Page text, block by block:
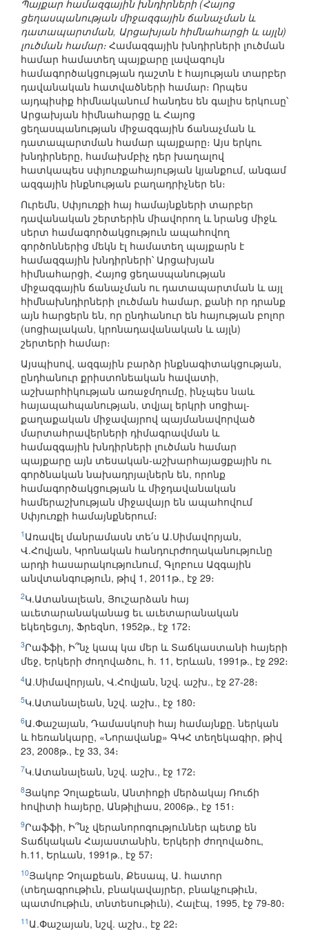
Պայքար համազգային խնդիրների (Հայոց
ցեղասպանության միջազգային ճանաչման և
դատապարտման, Արցախյան հիմնահարցի և այլն)
լուծման համար։ Համազգային խնդիրների լուծման
համար համատեղ պայքարը լավագույն
համագործակցության դաշտն է հայության տարբեր
դավանական հատվածների համար։ Որպես
այդպիսիք հիմնականում հանդես են գալիս երկուսը՝
Արցախյան հիմնահարցը և Հայոց
ցեղասպանության միջազգային ճանաչման և
դատապարտման համար պայքարը։ Այս երկու
խնդիրները, համախմբիչ դեր խաղալով
հատկապես սփյուռքահայության կյանքում, անգամ
ազգային ինքնության բաղադրիչներ են։
Ուրեմն, Սփյուռքի հայ համայնքների տարբեր
դավանական շերտերին միավորող և նրանց միջև
սերտ համագործակցություն ապահովող
գործոններից մեկն էլ համատեղ պայքարն է
համազգային խնդիրների՝ Արցախյան
հիմնահարցի, Հայոց ցեղասպանության
միջազգային ճանաչման ու դատապարտման և այլ
հիմնախնդիրների լուծման համար, քանի որ դրանք
այն հարցերն են, որ ընդհանուր են հայության բոլոր
(սոցիալական, կրոնադավանական և այլն)
շերտերի համար։
Այսպիսով, ազգային բարձր ինքնագիտակցության,
ընդհանուր քրիստոնեական հավատի,
աշխարհիկության առաջմղումը, ինչպես նաև
հայապահպանության, տվյալ երկրի սոցիալ-
քաղաքական միջավայրով պայմանավորված
մարտահրավերների դիմագրավման և
համազգային խնդիրների լուծման համար
պայքարը այն տեսական-աշխարհայացքային ու
գործնական նախադրյալներն են, որոնք
համագործակցության և միջդավանական
համերաշխության միջավայր են ապահովում
Սփյուռքի համայնքներում։
1 Առավել մանրամասն տե՛ս Ա.Սիմավորյան,
Վ.Հովյան, Կրոնական հանդուրժողականությունը
արդի հասարակությունում, Գլոբուս Ազգային
անվտանգություն, թիվ 1, 2011թ., էջ 29։
2Կ.Ատանալեան, Յուշարձան հայ
աւետարանականաց եւ աւետարանական
եկեղեցւոյ, Ֆրեզնո, 1952թ., էջ 172։
3Րաֆֆի, Ի՞նչ կապ կա մեր և Տաճկաստանի հայերի
մեջ, Երկերի ժողովածու, հ. 11, Երևան, 1991թ., էջ 292։
4Ա.Սիմավորյան, Վ.Հովյան, նշվ. աշխ., էջ 27-28։
5Կ.Ատանալեան, նշվ. աշխ., էջ 180։
6Ա.Փաշայան, Դամասկոսի հայ համայնքը. ներկան
և հեռանկարը, «Նորավանք» ԳԿՀ տեղեկագիր, թիվ
23, 2008թ., էջ 33, 34։
7Կ.Ատանալեան, նշվ. աշխ., էջ 172։
8Յակոբ Չոլաքեան, Անտիոքի մերձակայ Ռուճի
հովիտի հայերը, Անթիլիաս, 2006թ., էջ 151։
9Րաֆֆի, Ի՞նչ վերանորոգություններ պետք են
Տաճկական Հայաստանին, Երկերի ժողովածու,
հ.11, Երևան, 1991թ., էջ 57։
10Յակոբ Չոլաքեան, Քեսապ, Ա. հատոր
(տեղագրութիւն, բնակավայրեր, բնակչութիւն,
պատմութիւն, տնտեսութիւն), Հալէպ, 1995, էջ 79-80։
11 Ա.Փաշայան, նշվ. աշխ., էջ 22։